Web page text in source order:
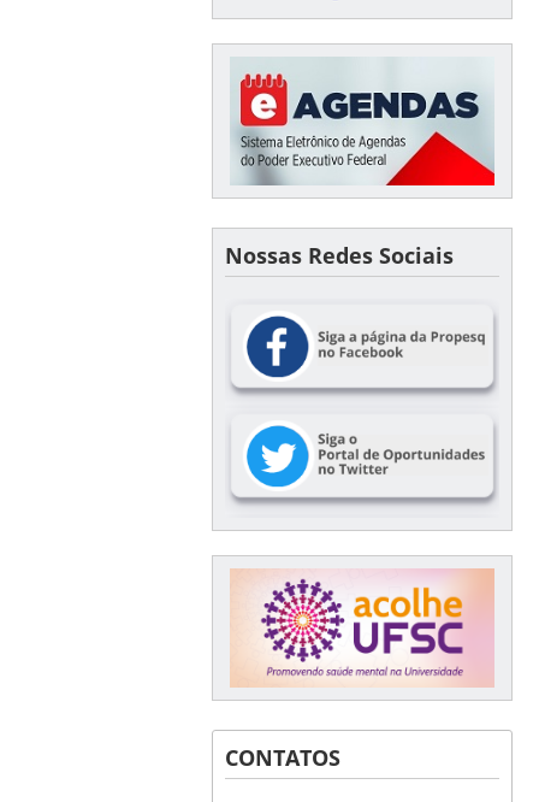
Nossas Redes Sociais
CONTATOS